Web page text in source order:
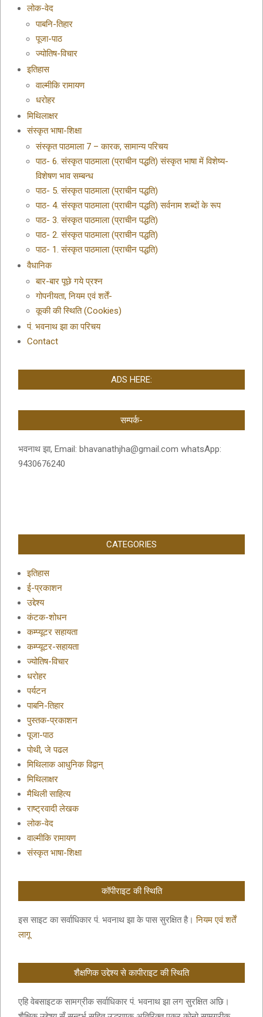
लोक-वेद
पाबनि-तिहार
पूजा-पाठ
ज्योतिष-विचार
इतिहास
वाल्मीकि रामायण
धरोहर
मिथिलाक्षर
संस्कृत भाषा-शिक्षा
संस्कृत पाठमाला 7 – कारक, सामान्य परिचय
पाठ- 6. संस्कृत पाठमाला (प्राचीन पद्धति) संस्कृत भाषा में विशेष्य-
विशेषण भाव सम्बन्ध
पाठ- 5. संस्कृत पाठमाला (प्राचीन पद्धति)
पाठ- 4. संस्कृत पाठमाला (प्राचीन पद्धति) सर्वनाम शब्दों के रूप
पाठ- 3. संस्कृत पाठमाला (प्राचीन पद्धति)
पाठ- 2. संस्कृत पाठमाला (प्राचीन पद्धति)
पाठ- 1. संस्कृत पाठमाला (प्राचीन पद्धति)
वैधानिक
बार-बार पूछे गये प्रश्न
गोपनीयता, नियम एवं शर्तें-
कूकी की स्थिति (Cookies)
पं. भवनाथ झा का परिचय
Contact
ADS HERE:
सम्पर्क-
भवनाथ झा, Email: bhavanathjha@gmail.com whatsApp:
9430676240
CATEGORIES
इतिहास
ई-प्रकाशन
उद्देश्य
कंटक-शोधन
कम्प्यूटर सहायता
कम्प्यूटर-सहायता
ज्योतिष-विचार
धरोहर
पर्यटन
पाबनि-तिहार
पुस्तक-प्रकाशन
पूजा-पाठ
पोथी, जे पढल
मिथिलाक आधुनिक विद्वान्
मिथिलाक्षर
मैथिली साहित्य
राष्ट्रवादी लेखक
लोक-वेद
वाल्मीकि रामायण
संस्कृत भाषा-शिक्षा
कॉपीराइट की स्थिति
इस साइट का सर्वाधिकार पं. भवनाथ झा के पास सुरक्षित है।नियम एवं शर्तें
लागू
शैक्षणिक उद्देश्य से कापीराइट की स्थिति
एहि वेबसाइटक सामग्रीक सर्वाधिकार पं. भवनाथ झा लग सुरक्षित अछि।